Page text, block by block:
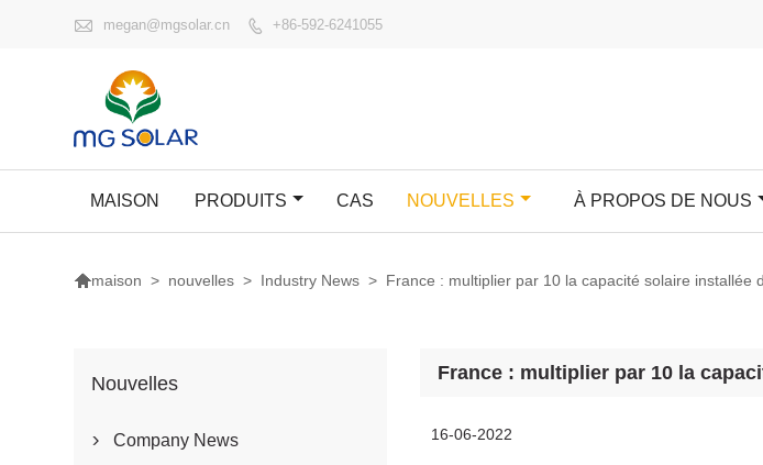
 megan@mgsolar.cn  +86-592-6241055
MAISON PRODUITS CAS NOUVELLES À PROPOS DE NOUS
maison > nouvelles > Industry News > France : multiplier par 10 la capacité solaire installée
France : multiplier par 10 la
16-06-2022
Nouvelles
 Company News